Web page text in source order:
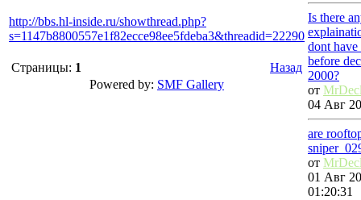
http://bbs.hl-inside.ru/showthread.php?
s=1147b8800557e1f82ecce98ee5fdeba3&threadid=22290
Страницы: 1
Назад
Powered by: SMF Gallery
Is there
dont
before
2000?
от
04 Авг
are
от
01 Авг
01:20:31